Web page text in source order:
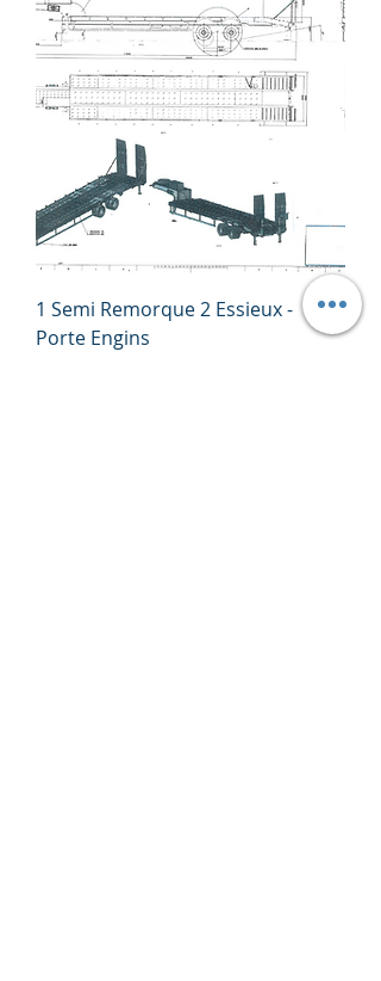
1 Semi Remorque 2 Essieux -
Porte Engins